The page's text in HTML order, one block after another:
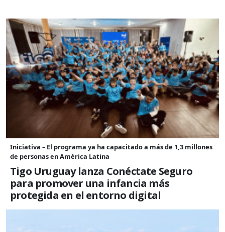
Iniciativa – El programa ya ha capacitado a más de 1,3 millones
de personas en América Latina
Tigo Uruguay lanza Conéctate Seguro
para promover una infancia más
protegida en el entorno digital